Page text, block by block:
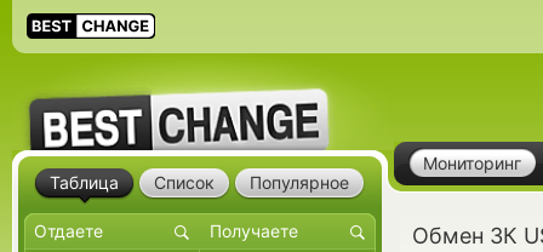
Мониторинг
Обмен ЗК
Таблица Список Популярное